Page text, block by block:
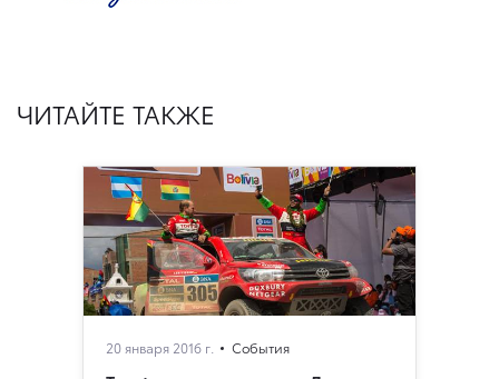
ЧИТАЙТЕ ТАКЖЕ
20 января 2016 г. События